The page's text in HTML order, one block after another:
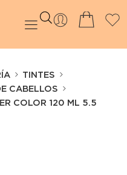
TINTES
CABELLOS
COLOR 120 ML 5.5